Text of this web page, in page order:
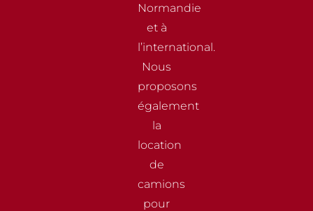
Normandie
et à
l’international.
Nous
proposons
également
la
location
de
camions
pour